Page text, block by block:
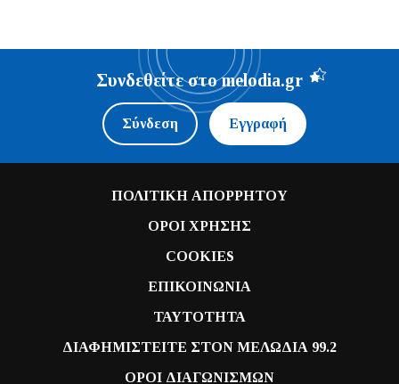
Συνδεθείτε στο melodia.gr
Σύνδεση Εγγραφή
ΠΟΛΙΤΙΚΗ ΑΠΟΡΡΗΤΟΥ
ΟΡΟΙ ΧΡΗΣΗΣ
COOKIES
ΕΠΙΚΟΙΝΩΝΙΑ
ΤΑΥΤΟΤΗΤΑ
ΔΙΑΦΗΜΙΣΤΕΙΤΕ ΣΤΟΝ ΜΕΛΩΔΙΑ 99.2
ΟΡΟΙ ΔΙΑΓΩΝΙΣΜΩΝ